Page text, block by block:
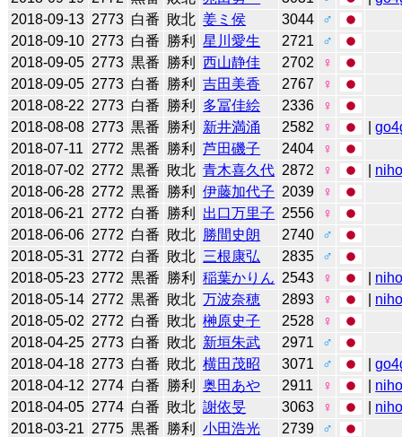
2018-09-13 2773 白番 敗北 姜ミ侯 3044
♂
2018-09-10 2773 白番 勝利 星川愛生 2721
♂
2018-09-05 2773 黒番 勝利 西山静佳 2702
♀
2018-09-05 2773 白番 勝利 吉田美香 2767
♀
2018-08-22 2773 白番 勝利 多冨佳絵 2336
♀
2018-08-08 2773 黒番 勝利 新井満涌 2582 ♀ |
2018-07-11
2772 黒番 勝利 芦田磯子 2404
♀
2018-07-02 2772 黒番 敗北 青木喜久代 2872 ♀
2018-06-28 2772 黒番 勝利 伊藤加代子 2039
♀
2018-06-21 2772 白番 勝利 出口万里子 2556
♀
2018-06-06 2772 白番 敗北 勝間史朗 2740
♂
2018-05-31 2772 白番 敗北 三根康弘 2835
♂
2018-05-23 2772 黒番 勝利 稲葉かりん 2543 ♀
2018-05-14 2772 黒番 敗北 万波奈穂 2893 ♀
2018-05-02 2772 白番 敗北 榊原史子 2528
♀
2018-04-25 2773 白番 敗北 新垣朱武 2971
♂
2018-04-18 2773 白番 敗北 横田茂昭 3071 ♂ |
2018-04-12 2774 白番 勝利 奥田あや 2911 ♀
2018-04-05 2774 白番 敗北 謝依旻 3063 ♀
2018-03-21 2775 黒番 勝利 小田浩光 2739
♂